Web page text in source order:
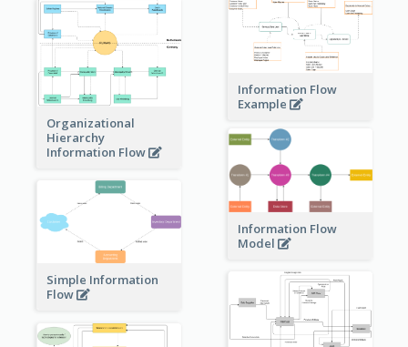
Information Flow
Example
Organizational
Hierarchy
Information Flow
Information Flow
Model
Simple Information
Flow